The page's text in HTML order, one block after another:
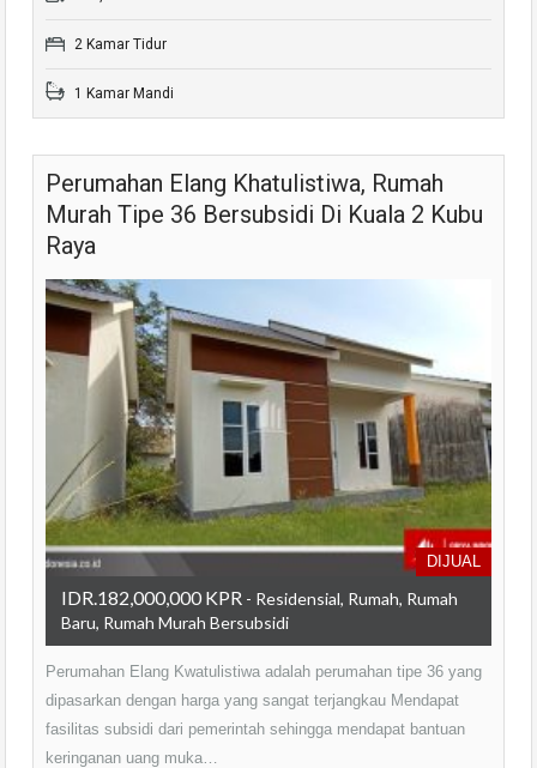
2 Kamar Tidur
1 Kamar Mandi
Perumahan Elang Khatulistiwa, Rumah
Murah Tipe 36 Bersubsidi Di Kuala 2 Kubu
Raya
DIJUAL
IDR.182,000,000 KPR - Residensial, Rumah, Rumah
Baru, Rumah Murah Bersubsidi
Perumahan Elang Kwatulistiwa adalah perumahan tipe 36 yang
dipasarkan dengan harga yang sangat terjangkau Mendapat
fasilitas subsidi dari pemerintah sehingga mendapat bantuan
keringanan uang muka…